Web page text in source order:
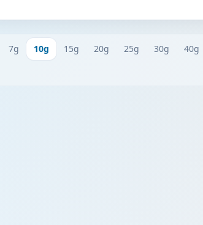
7g 10g 15g 20g 25g 30g 40g